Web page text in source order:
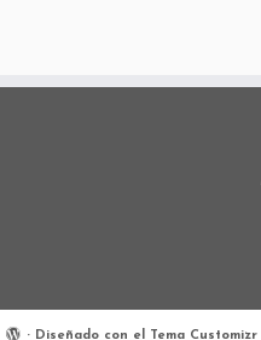
· Diseñado con el Tema Customizr